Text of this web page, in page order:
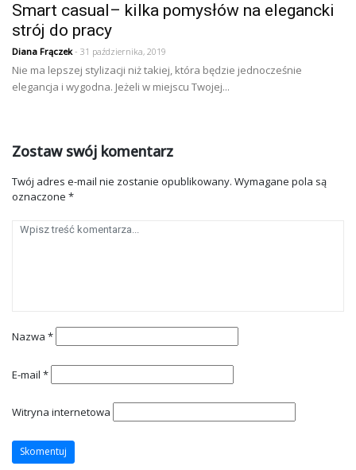
Smart casual– kilka pomysłów na elegancki
strój do pracy
Diana Frączek- 31 października, 2019
Nie ma lepszej stylizacji niż takiej, która będzie jednocześnie
elegancja i wygodna. Jeżeli w miejscu Twojej...
Zostaw swój komentarz
Twój adres e-mail nie zostanie opublikowany. Wymagane pola są
oznaczone *
Nazwa *
E-mail *
Witryna internetowa